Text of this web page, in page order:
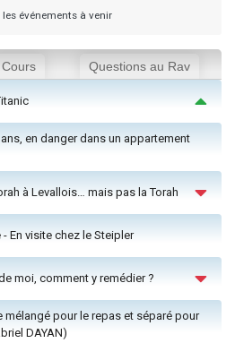
événements à venir
Cours Questions au Rav
ans, en danger dans un appartement
à Levallois… mais pas la Torah
En visite chez le Steipler
moi, comment y remédier ?
mélangé pour le repas et séparé pour
DAYAN)